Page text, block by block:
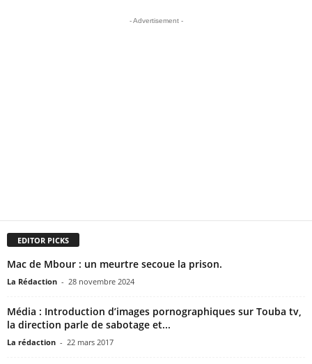
- Advertisement -
EDITOR PICKS
Mac de Mbour : un meurtre secoue la prison.
La Rédaction - 28 novembre 2024
Média : Introduction d’images pornographiques sur Touba tv,
la direction parle de sabotage et...
La rédaction - 22 mars 2017